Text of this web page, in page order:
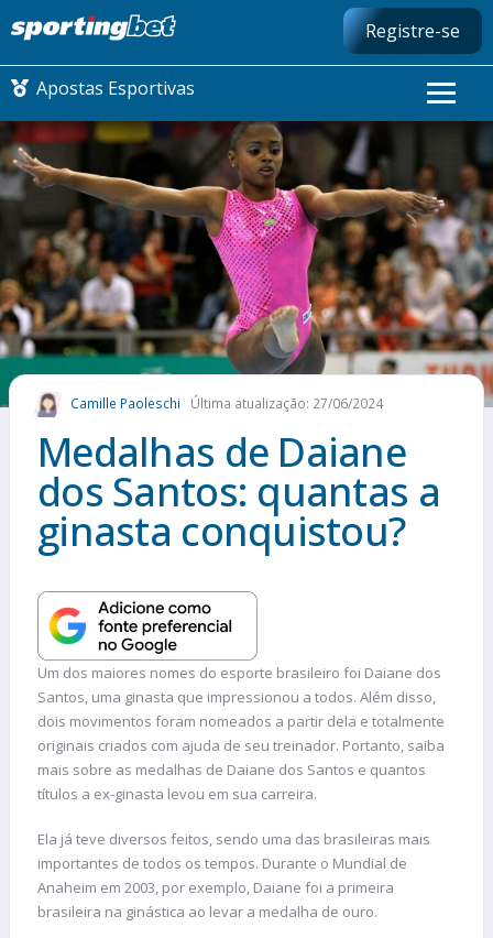
Registre-se
Apostas Esportivas
CONMEBOL LIBERTADORES
FUTEBOL NACIONAL
FUTEBOL INTERNACIONAL
COMO APOSTAR
MAIS ESPORTES
Camille Paoleschi Última atualização: 27/06/2024
Medalhas de Daiane
dos Santos: quantas a
ginasta conquistou?
Um dos maiores nomes do esporte brasileiro foi Daiane dos
Santos, uma ginasta que impressionou a todos. Além disso,
dois movimentos foram nomeados a partir dela e totalmente
originais criados com ajuda de seu treinador. Portanto, saiba
mais sobre as medalhas de Daiane dos Santos e quantos
títulos a ex-ginasta levou em sua carreira.
Ela já teve diversos feitos, sendo uma das brasileiras mais
importantes de todos os tempos. Durante o Mundial de
Anaheim em 2003, por exemplo, Daiane foi a primeira
brasileira na ginástica ao levar a medalha de ouro.